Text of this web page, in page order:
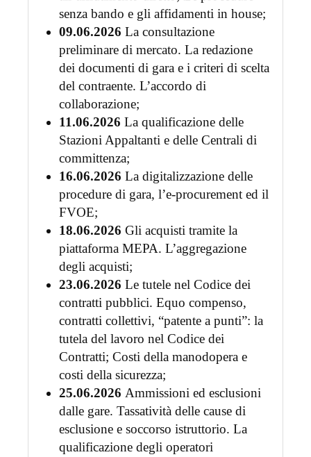
senza bando e gli affidamenti in house;
09.06.2026 La consultazione
preliminare di mercato. La redazione
dei documenti di gara e i criteri di scelta
del contraente. L’accordo di
collaborazione;
11.06.2026 La qualificazione delle
Stazioni Appaltanti e delle Centrali di
committenza;
16.06.2026 La digitalizzazione delle
procedure di gara, l’e-procurement ed il
FVOE;
18.06.2026 Gli acquisti tramite la
piattaforma MEPA. L’aggregazione
degli acquisti;
23.06.2026 Le tutele nel Codice dei
contratti pubblici. Equo compenso,
contratti collettivi, “patente a punti”: la
tutela del lavoro nel Codice dei
Contratti; Costi della manodopera e
costi della sicurezza;
25.06.2026 Ammissioni ed esclusioni
dalle gare. Tassatività delle cause di
esclusione e soccorso istruttorio. La
qualificazione degli operatori